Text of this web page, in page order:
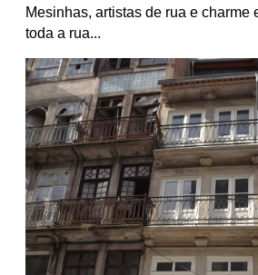
Mesinhas, artistas de rua e charme
toda a rua...